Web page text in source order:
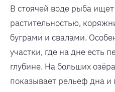
В стоячей воде рыба ищет
растительностью,
буграми и свалами.
участки, где на дне есть
глубине. На больших
показывает рельеф дна и